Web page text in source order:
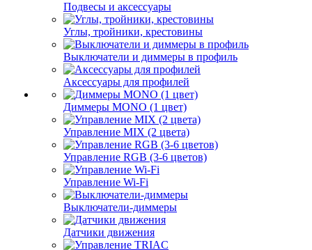
Подвесы и аксессуары
Углы, тройники, крестовины
Выключатели и диммеры в профиль
Аксессуары для профилей
Диммеры MONO (1 цвет)
Управление MIX (2 цвета)
Управление RGB (3-6 цветов)
Управление Wi-Fi
Выключатели-диммеры
Датчики движения